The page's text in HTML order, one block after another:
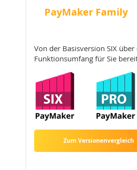
PayMaker Family
Von der Basisversion SIX
Funktionsumfang für Sie
Zum Versionenvergleich